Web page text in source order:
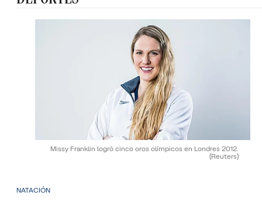
Missy Franklin logró cinco oros olímpicos en Londres 2012.
(Reuters)
NATACIÓN